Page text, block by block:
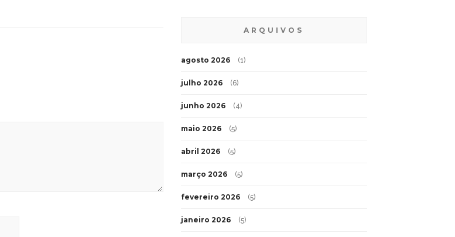
ARQUIVOS
agosto 2026 (1)
julho 2026 (6)
junho 2026 (4)
maio 2026 (5)
abril 2026 (5)
março 2026 (5)
fevereiro 2026 (5)
janeiro 2026 (5)